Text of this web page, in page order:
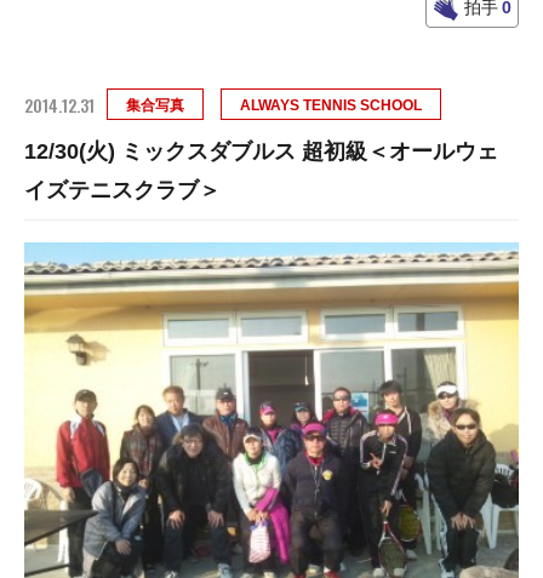
拍手0
2014.12.31 集合写真 ALWAYS TENNIS SCHOOL
12/30(火) ミックスダブルス 超初級＜オールウェ
イズテニスクラブ＞